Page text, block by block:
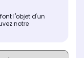
l'objet d'un
notre